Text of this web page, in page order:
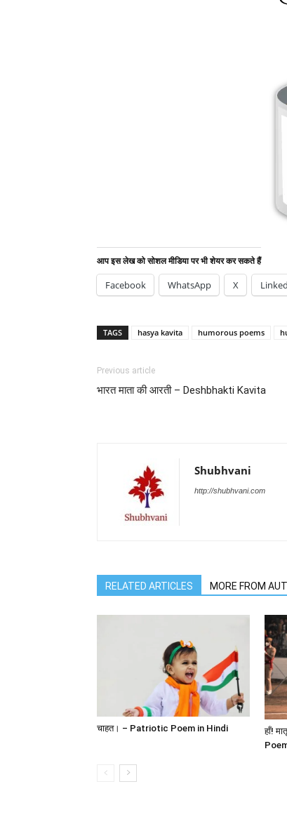
आप इस लेख को सोशल मीडिया पर भी शेयर कर सकते हैं
Facebook WhatsApp X
TAGS hasya kavita humorous poems
Previous article
भारत माता की आरती – Deshbhakti Kavita
Shubhvani
http://shubhvani.com
RELATED ARTICLES MORE FROM
चाहत। – Patriotic Poem in Hindi
हाँ!